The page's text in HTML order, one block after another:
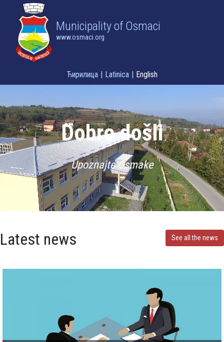
Municipality of Osmaci
www.osmaci.org
Ћирилица | Latinica | English
Dobro došli
Upoznajte Osmake
Latest news See all the news